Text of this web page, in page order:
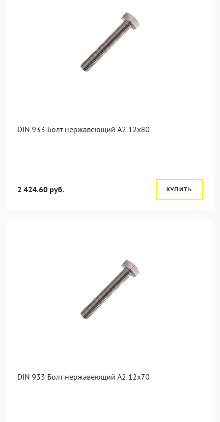
DIN 933 Болт нержавеющий А2 12х80
2 424.60 руб. КУПИТЬ
DIN 933 Болт нержавеющий А2 12х70